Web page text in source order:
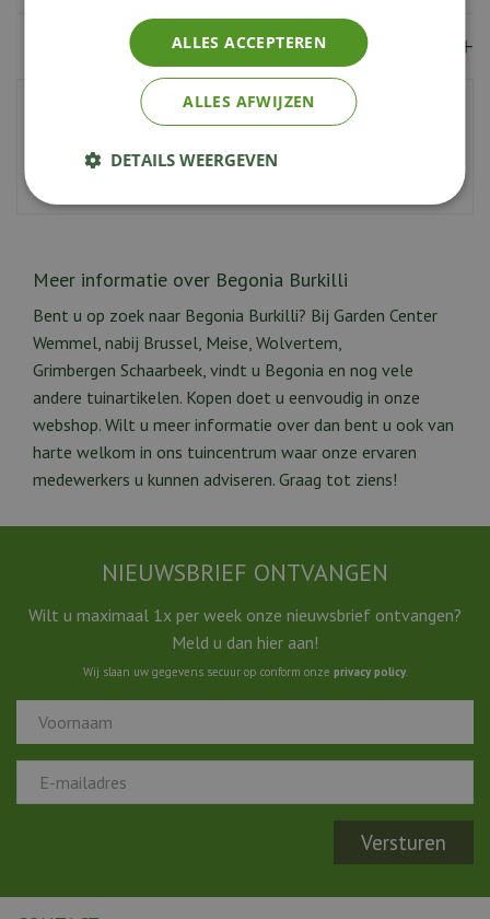
Showroom
Artikelnummer
EAN code
Meer informatie over Begonia Burkilli
Bent u op zoek naar Begonia Burkilli? Bij Garden Center
Wemmel, nabij Brussel, Meise, Wolvertem,
Grimbergen Schaarbeek, vindt u Begonia en nog vele
andere tuinartikelen. Kopen doet u eenvoudig in onze
webshop. Wilt u meer informatie over dan bent u ook van
harte welkom in ons tuincentrum waar onze ervaren
medewerkers u kunnen adviseren. Graag tot ziens!
NIEUWSBRIEF ONTVANGEN
Wilt u maximaal 1x per week onze nieuwsbrief ontvangen?
Meld u dan hier aan!
Wij slaan uw gegevens secuur op conform onze privacy policy.
ALLES ACCEPTEREN
ALLES AFWIJZEN
DETAILS WEERGEVEN